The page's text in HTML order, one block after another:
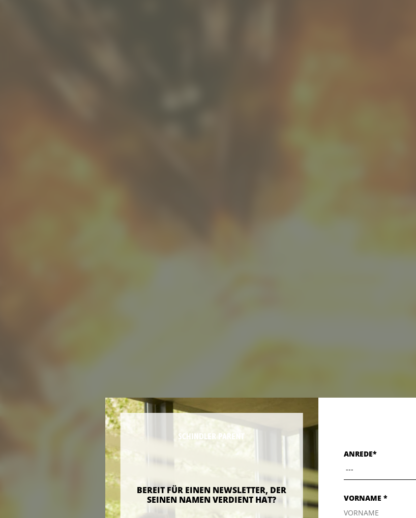
BEREIT FÜR EINEN NEWSLETTER, DER
SEINEN NAMEN VERDIENT HAT?
ANREDE*
VORNAME *